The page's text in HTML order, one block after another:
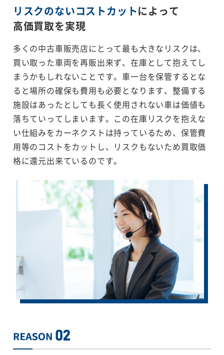
リスクのないコストカットによって
高価買取を実現
多くの中古車販売店にとって最も大きなリスクは、
買い取った車両を再販出来ず、在庫として抱えてし
まうかもしれないことです。車一台を保管するとな
ると場所の確保も費用も必要となります、整備する
施設はあったとしても長く使用されない車は価値も
落ちていってしまいます。この在庫リスクを抱えな
い仕組みをカーネクストは持っているため、保管費
用等のコストをカットし、リスクもないため買取価
格に還元出来ているのです。